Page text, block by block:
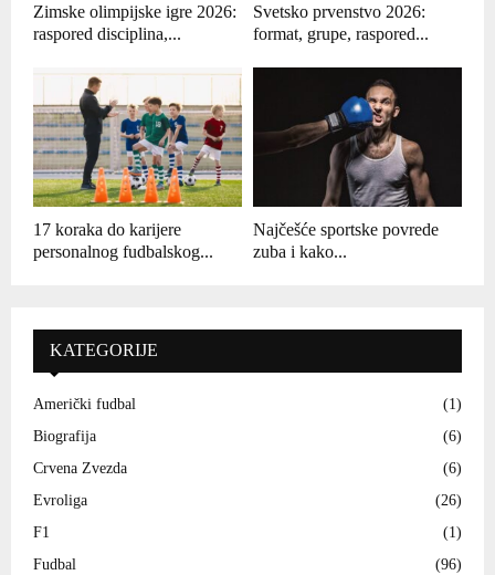
Zimske olimpijske igre 2026:
raspored disciplina,...
Svetsko prvenstvo 2026:
format, grupe, raspored...
17 koraka do karijere
personalnog fudbalskog...
Najčešće sportske povrede
zuba i kako...
KATEGORIJE
Američki fudbal
(1)
Biografija
(6)
Crvena Zvezda
(6)
Evroliga
(26)
F1
(1)
Fudbal
(96)